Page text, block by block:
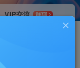
VIP交流
群聊
研究探讨更多创业项目路子。